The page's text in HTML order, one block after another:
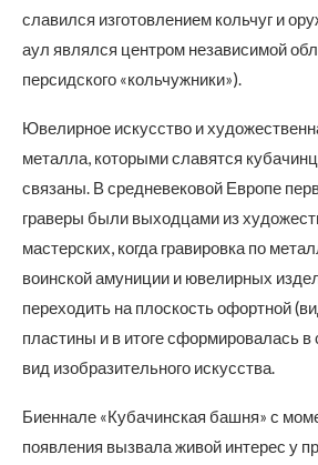
славился изготовлением кольчуг и
аул являлся центром независимой
персидского «кольчужники»).
Ювелирное искусство и
металла, которыми славятся
связаны. В средневековой Европе
граверы были выходцами из
мастерских, когда гравировка по
воинской амуниции и ювелирных
переходить на плоскость офортной
пластины и в итоге сформировалась
вид изобразительного искусства.
Биеннале «Кубачинская башня» с
появления вызвала живой интерес у